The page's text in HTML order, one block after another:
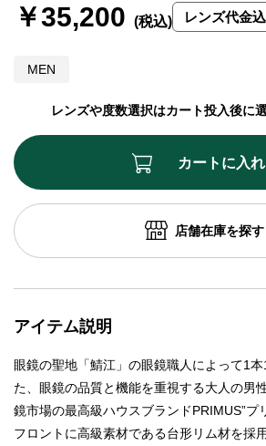
MEN
レンズや度数選択はカート投入後に
￥35,200 レンズ代金
カートに入
店舗在庫を探す
アイテム説明
眼鏡の聖地「鯖江」の眼鏡職人によって1
た、眼鏡の品質と機能を重視する大人の男
鏡市場の最高級ハウスブランドPRIMUS”プ
フロントに高級素材である台形リム材を採